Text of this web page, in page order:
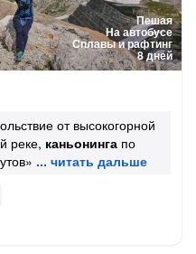
Пешая
На автобусе
Сплавы и рафтинг
8 дней
от высокогорной
реке, каньонинга по